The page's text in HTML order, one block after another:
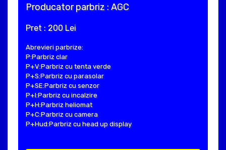
Producator parbriz : AGC
Pret : 200 Lei
Abrevieri parbrize:
P:Parbriz clar
P+V:Parbriz cu tenta verde
P+S:Parbriz cu parasolar
P+SE:Parbriz cu senzor
P+I:Parbriz cu incalzire
P+H:Parbriz heliomat
P+C:Parbriz cu camera
P+Hud:Parbriz cu head up display